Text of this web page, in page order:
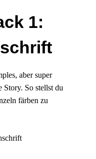
1:
aber super
So stellst du
färben zu